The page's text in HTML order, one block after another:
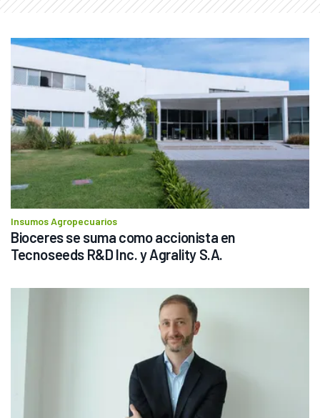
Insumos Agropecuarios
Bioceres se suma como accionista en
Tecnoseeds R&D Inc. y Agrality S.A.